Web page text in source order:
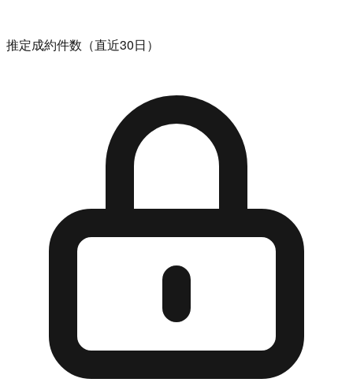
推定成約件数（直近30日）